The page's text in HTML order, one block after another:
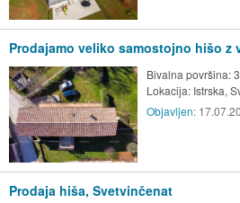
Prodajamo veliko samostojno hišo z
Bivalna površina:
Lokacija: Istrska,
Objavljen:
Prodaja hiša, Svetvinčenat